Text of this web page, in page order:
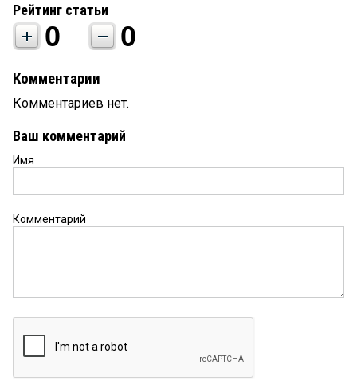
Рейтинг статьи
0 0
Комментарии
Комментариев нет.
Ваш комментарий
Имя
Комментарий